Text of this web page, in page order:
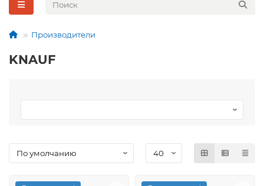
Производители
KNAUF